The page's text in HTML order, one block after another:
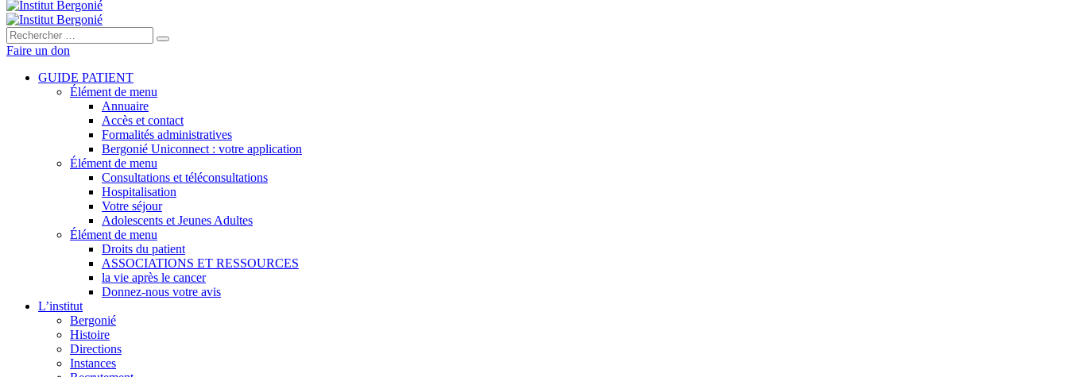
Rechercher :
Faire un don
GUIDE PATIENT
Élément de menu
Annuaire
Accès et contact
Formalités administratives
Bergonié Uniconnect : votre application
Élément de menu
Consultations et téléconsultations
Hospitalisation
Votre séjour
Adolescents et Jeunes Adultes
Élément de menu
Droits du patient
ASSOCIATIONS ET RESSOURCES
la vie après le cancer
Donnez-nous votre avis
L’institut
Bergonié
Histoire
Directions
Instances